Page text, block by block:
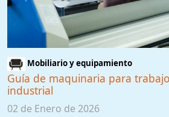
Mobiliario y equipamiento
Guía de maquinaria para
industrial
02 de Enero de 2026